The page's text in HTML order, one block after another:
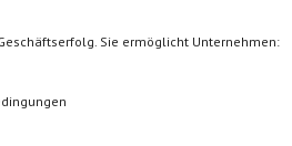
Sie ermöglicht Unternehmen: